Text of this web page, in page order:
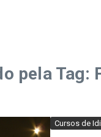
pela Tag:
Cursos de